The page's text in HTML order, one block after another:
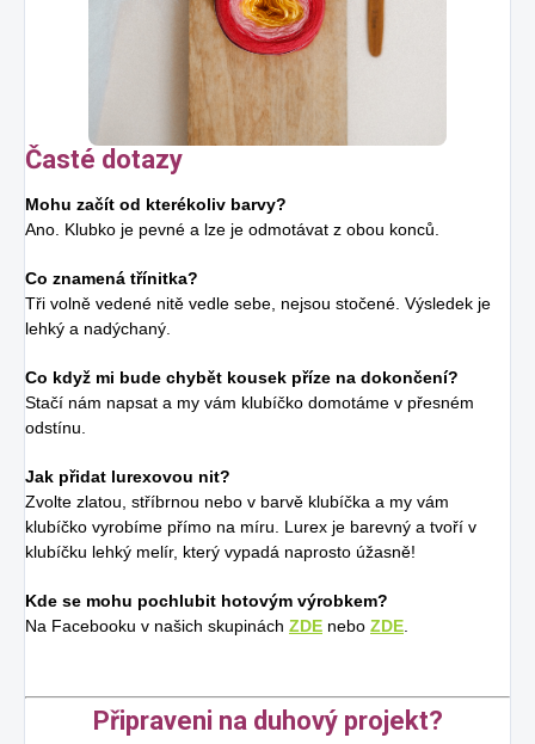
Časté dotazy
Mohu začít od kterékoliv barvy?
Ano. Klubko je pevné a lze je odmotávat z obou konců.
Co znamená třínitka?
Tři volně vedené nitě vedle sebe, nejsou stočené. Výsledek je
lehký a nadýchaný.
Co když mi bude chybět kousek příze na dokončení?
Stačí nám napsat a my vám klubíčko domotáme v přesném
odstínu.
Jak přidat lurexovou nit?
Zvolte zlatou, stříbrnou nebo v barvě klubíčka a my vám
klubíčko vyrobíme přímo na míru. Lurex je barevný a tvoří v
klubíčku lehký melír, který vypadá naprosto úžasně!
Kde se mohu pochlubit hotovým výrobkem?
Na Facebooku v našich skupinách ZDE nebo ZDE.
Připraveni na duhový projekt?